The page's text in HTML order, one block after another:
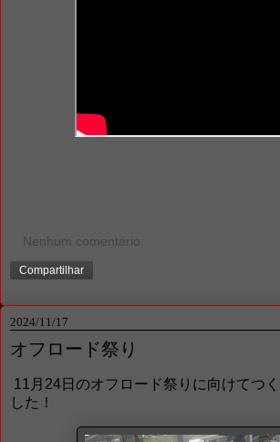
Nenhum comentário:
Compartilhar
2024/11/17
オフロード祭り
11月24日のオフロード祭りに向けてつ
した！